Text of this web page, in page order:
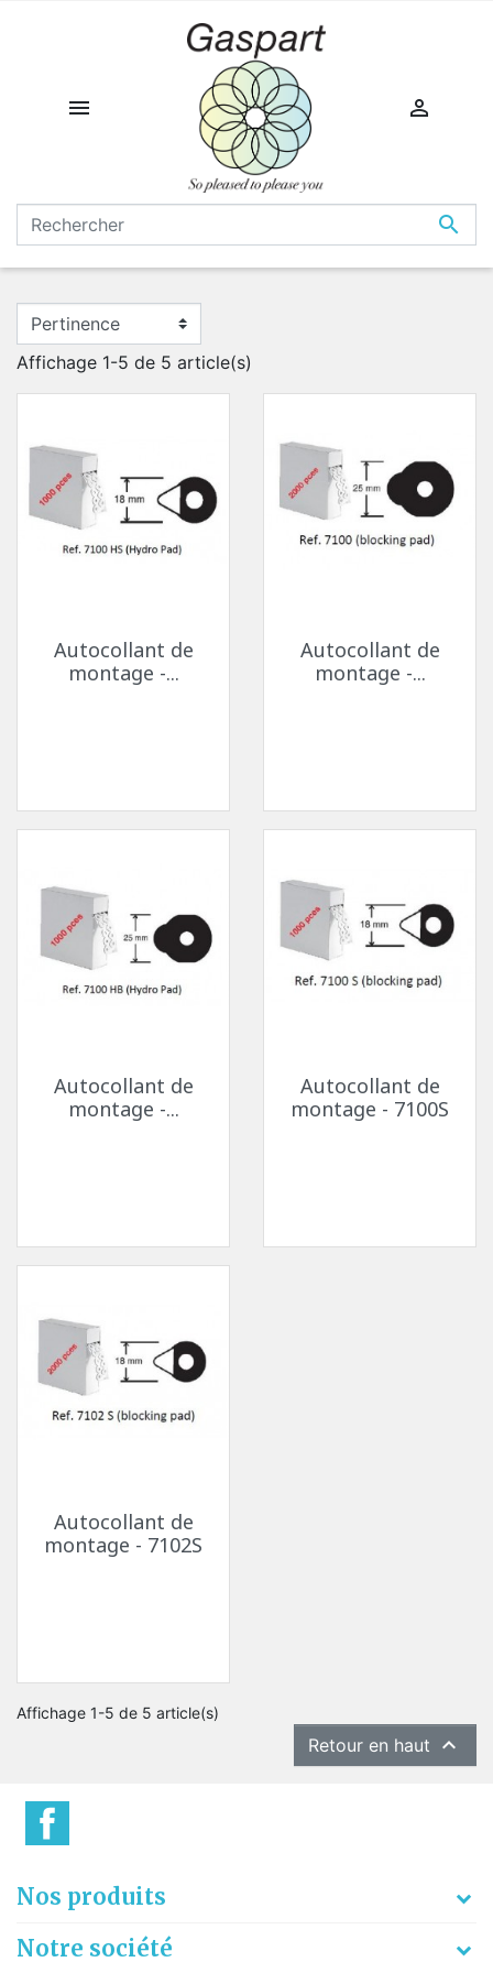



Affichage 1-5 de 5 article(s)
Autocollant de
montage -...
Autocollant de
montage -...
Autocollant de
montage -...
Autocollant de
montage - 7100S
Autocollant de
montage - 7102S
Affichage 1-5 de 5 article(s)
Retour en haut 
Nos produits
Notre société